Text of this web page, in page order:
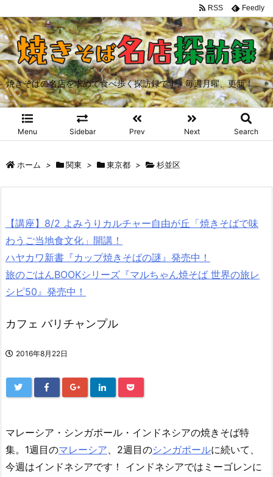
焼きそばの名店を求めて食べ歩く探訪録です。毎週月曜、更新！
Menu Sidebar Prev Next Search
RSS Feedly
ホーム > 関東 > 東京都 > 杉並区
【講座】8/2 よみうりカルチャー自由が丘「焼きそばで味
わうご当地食文化」開講！
ハヤカワ新書『カップ焼きそばの謎』発売中！
旅のごはんBOOKシリーズ『マルちゃん焼そば 世界の旅レ
シピ50』発売中！
カフェ バリチャンプル
2016年8月22日
マレーシア・シンガポール・インドネシアの焼きそば特
集。1週目のマレーシア、2週目のシンガポールに続いて、
今週はインドネシアです！ インドネシアではミーゴレンに